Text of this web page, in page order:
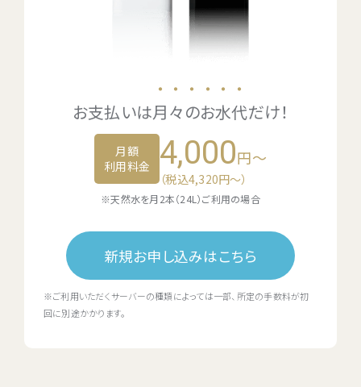
お支払いは月々のお水代
・・・・・・
だけ！
月額
利用料金
4,000円～
（税込4,320円〜）
※天然水を月2本（24L）ご利用の場合
新規お申し込みはこちら
※ご利用いただくサーバーの種類によっては一部、所定の手数料が初
回に別途かかります。